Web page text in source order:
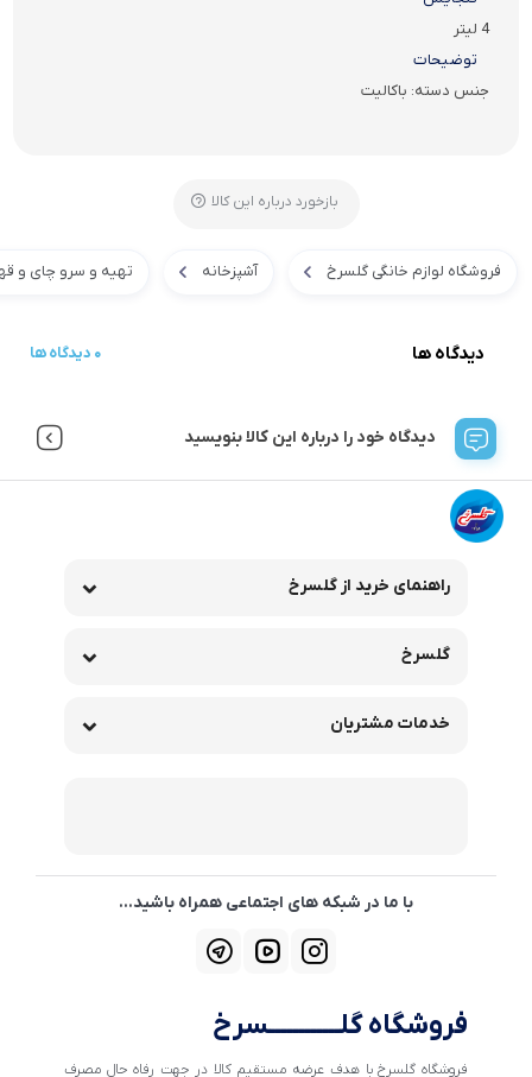
4 لیتر
توضیحات
جنس دسته: باکالیت
بازخورد درباره این کالا
فروشگاه لوازم خانگی گلسرخ آشپزخانه تهیه و سرو چای و
دیدگاه ها 0 دیدگاه ها
دیدگاه خود را درباره این کالا بنویسید
راهنمای خرید از گلسرخ
گلسرخ
خدمات مشتریان
با ما در شبکه های اجتماعی همراه باشید...
فروشگاه گلــــــــــــسرخ
فروشگاه گلسرخ با هدف عرضه مستقیم کالا در جهت رفاه حال مصرف